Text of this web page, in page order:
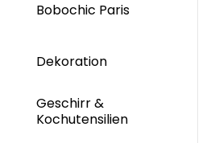
Bobochic Paris
Dekoration
Geschirr &
Kochutensilien